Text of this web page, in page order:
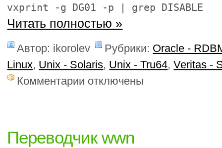
vxprint -g DG01 -p | grep DISABLE
Читать полностью »
Автор: ikorolev Рубрики: Oracle -
Linux, Unix - Solaris, Unix - Tru64,Veritas -
Комментарии записи
VxVM?
отключены
Переводчик wwn